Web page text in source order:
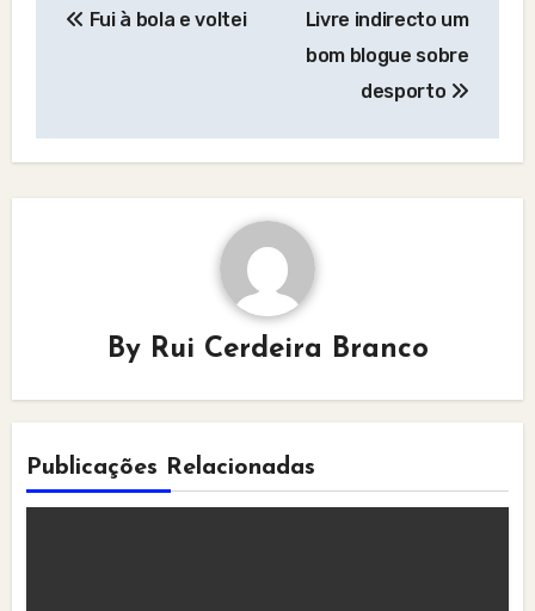
Fui à bola e voltei
Livre indirecto um
bom blogue sobre
desporto
By Rui Cerdeira Branco
Publicações Relacionadas